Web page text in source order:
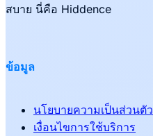
สบาย นี่คือ Hiddence
ข้อมูล
นโยบายความเป็นส่วนตัว
เงื่อนไขการใช้บริการ